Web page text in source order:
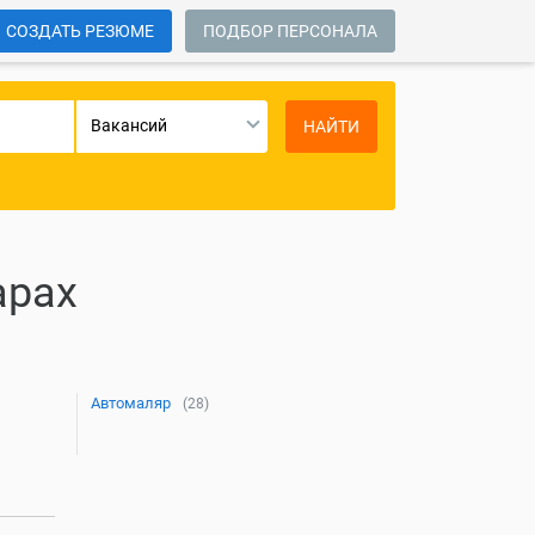
СОЗДАТЬ РЕЗЮМЕ ПОДБОР ПЕРСОНАЛА
Вакансий НАЙТИ
Автомаляр (28)